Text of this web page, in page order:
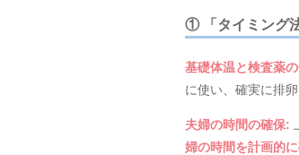
① 「タイミング
基礎体温と検査薬
に使い、確実に排
夫婦の時間の確保:
婦の時間を計画的